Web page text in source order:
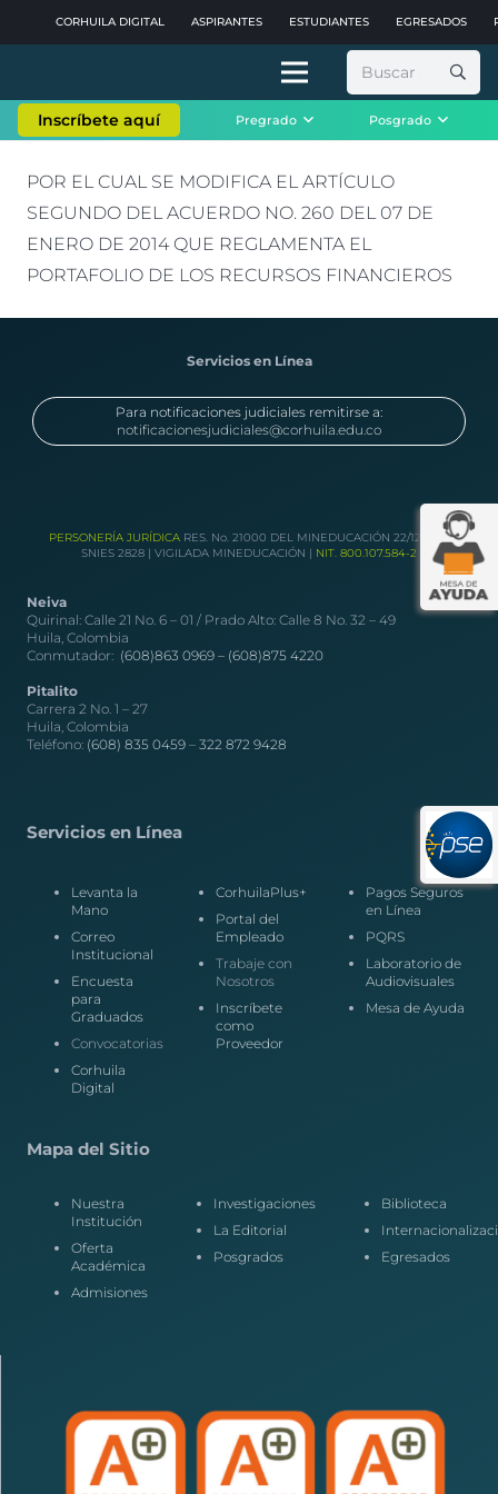
CORHUILA DIGITAL ASPIRANTES ESTUDIANTES EGRESADOS
Buscar:
Inscríbete aquí Pregrado Posgrado
POR EL CUAL SE MODIFICA EL ARTÍCULO
SEGUNDO DEL ACUERDO NO. 260 DEL 07 DE
ENERO DE 2014 QUE REGLAMENTA EL
PORTAFOLIO DE LOS RECURSOS FINANCIEROS
Servicios en Línea
Para notificaciones judiciales remitirse a:
notificacionesjudiciales@corhuila.edu.co
PERSONERÍA JURÍDICA RES. No. 21000 DEL MINEDUCACIÓN 22/12/1989
SNIES 2828 | VIGILADA MINEDUCACIÓN | NIT. 800.107.584-2
Neiva
Quirinal: Calle 21 No. 6 – 01 / Prado Alto: Calle 8 No. 32 – 49
Huila, Colombia
Conmutador: (608)863 0969 – (608)875 4220
Pitalito
Carrera 2 No. 1 – 27
Huila, Colombia
Teléfono: (608) 835 0459 – 322 872 9428
Servicios en Línea
Levanta la
Mano
Correo
Institucional
Encuesta
para
Graduados
Convocatorias
Corhuila
Digital
CorhuilaPlus+
Portal del
Empleado
Trabaje con
Nosotros
Inscríbete
como
Proveedor
Pagos Seguros
en Línea
PQRS
Laboratorio de
Audiovisuales
Mesa de Ayuda
Mapa del Sitio
Nuestra
Institución
Oferta
Académica
Admisiones
Investigaciones
La Editorial
Posgrados
Biblioteca
Egresados